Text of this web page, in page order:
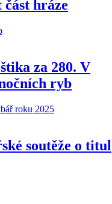
hráze
za 280. V
ryb
soutěže o titul